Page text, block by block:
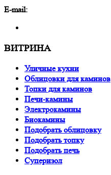
E-mail:
ВИТРИНА
Уличные кухни
Облицовки для каминов
Топки для каминов
Печи-камины
Электрокамины
Биокамины
Подобрать облицовку
Подобрать топку
Подобрать печь
Суперизол